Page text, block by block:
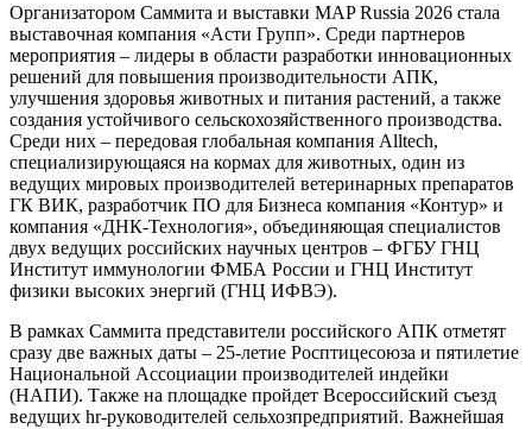
Организатором Саммита и выставки MAP Russia 2026 стала
выставочная компания «Асти Групп». Среди партнеров
мероприятия – лидеры в области разработки инновационных
решений для повышения производительности АПК,
улучшения здоровья животных и питания растений, а также
создания устойчивого сельскохозяйственного производства.
Среди них – передовая глобальная компания Alltech,
специализирующаяся на кормах для животных, один из
ведущих мировых производителей ветеринарных препаратов
ГК ВИК, разработчик ПО для Бизнеса компания «Контур» и
компания «ДНК-Технология», объединяющая специалистов
двух ведущих российских научных центров – ФГБУ ГНЦ
Институт иммунологии ФМБА России и ГНЦ Институт
физики высоких энергий (ГНЦ ИФВЭ).
В рамках Саммита представители российского АПК отметят
сразу две важных даты – 25-летие Росптицесоюза и пятилетие
Национальной Ассоциации производителей индейки
(НАПИ). Также на площадке пройдет Всероссийский съезд
ведущих hr-руководителей сельхозпредприятий. Важнейшая